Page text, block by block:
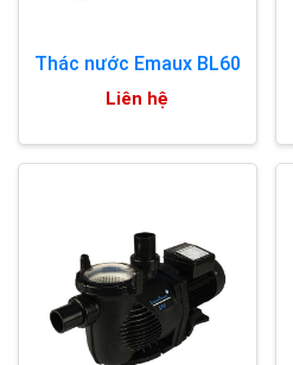
Thác nước Emaux BL60
Liên hệ